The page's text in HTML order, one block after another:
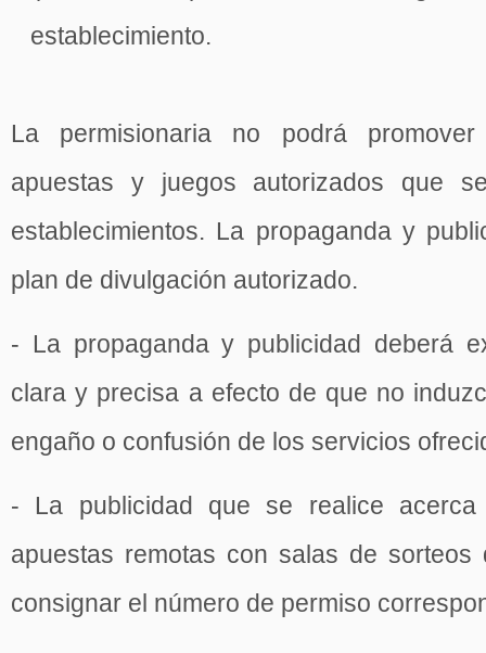
establecimiento.
La permisionaria no podrá promover
apuestas y juegos autorizados que
establecimientos. La propaganda y
plan de divulgación autorizado.
- La propaganda y publicidad deberá
clara y precisa a efecto de que no
engaño o confusión de los servicios
- La publicidad que se realice
apuestas remotas con salas de sorteos
consignar el número de permiso